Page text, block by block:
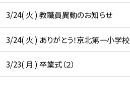
3/24( 火 ) 教職員異動のお知らせ
3/24( 火 ) ありがとう！京北第一小学校
3/23( 月 ) 卒業式（２）